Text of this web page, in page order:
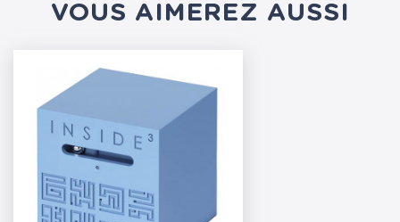
VOUS AIMEREZ AUSSI